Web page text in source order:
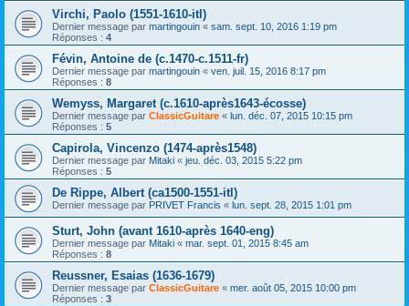
Virchi, Paolo (1551-1610-itl)
Dernier message par martingouin « sam. sept. 10, 2016 1:19 pm
Réponses : 4
Févin, Antoine de (c.1470-c.1511-fr)
Dernier message par martingouin « ven. juil. 15, 2016 8:17 pm
Réponses : 8
Wemyss, Margaret (c.1610-après1643-écosse)
Dernier message par ClassicGuitare « lun. déc. 07, 2015 10:15 pm
Réponses : 5
Capirola, Vincenzo (1474-après1548)
Dernier message par Mitaki « jeu. déc. 03, 2015 5:22 pm
Réponses : 5
De Rippe, Albert (ca1500-1551-itl)
Dernier message par PRIVET Francis « lun. sept. 28, 2015 1:01 pm
Sturt, John (avant 1610-après 1640-eng)
Dernier message par Mitaki « mar. sept. 01, 2015 8:45 am
Réponses : 8
Reussner, Esaias (1636-1679)
Dernier message par ClassicGuitare « mer. août 05, 2015 10:00 pm
Réponses : 3